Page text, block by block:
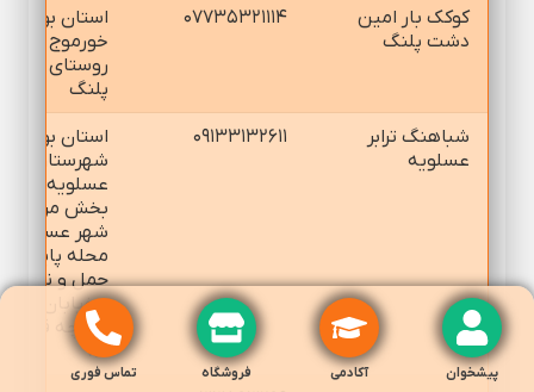
كوكك بار امين
دشت پلنگ
۰۷۷۳۵۳۲۱۱۱۴
استان بوشهر
خورموج -
روستاي دشت
پلنگ
شباهنگ ترابر
عسلويه
۰۹۱۳۳۱۳۲۶۱۱
استان بوشهر
شهرستان
عسلويه -
بخش مركزي -
شهر عسلويه
محله پايانه
حمل و نقل
- خيابان
- كوچه قطعه
۷/۱
پیشخوان آکادمی فروشگاه تماس فوری